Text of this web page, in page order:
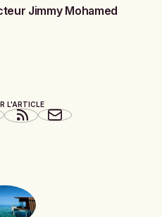
Jimmy Mohamed
L'ARTICLE